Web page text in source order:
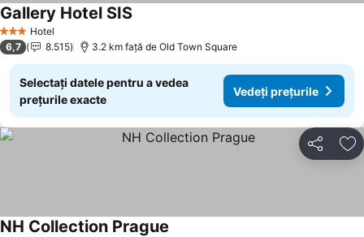
3 SteleHotel
Gallery Hotel SIS
6,7 8.515 3.2 km faţă de Old Town Square
Selectați datele pentru a vedea
prețurile exacte
Vedeți prețurile
Distribuiți
NH Collection Prague